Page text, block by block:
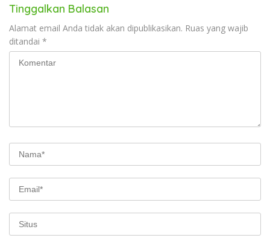
Tinggalkan Balasan
Alamat email Anda tidak akan dipublikasikan. Ruas yang wajib
ditandai *